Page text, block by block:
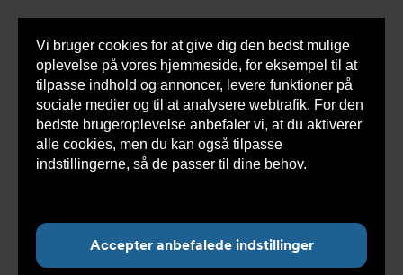
Vi bruger cookies for at give dig den bedst mulige
oplevelse på vores hjemmeside, for eksempel til at
tilpasse indhold og annoncer, levere funktioner på
sociale medier og til at analysere webtrafik. For den
bedste brugeroplevelse anbefaler vi, at du aktiverer
alle cookies, men du kan også tilpasse
indstillingerne, så de passer til dine behov.
Accepter anbefalede indstillinger
Du
her:
Armatec > Log ind
E-mailadresse